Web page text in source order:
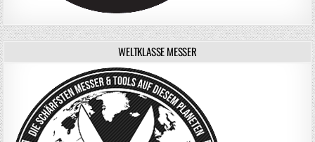
WELTKLASSE MESSER